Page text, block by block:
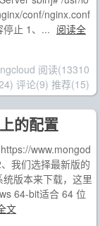
conf/nginx.conf
止 1、... 阅读全
阅读(13310
评论(9) 推荐(15)
的配置
www.mongod
我们选择最新版的
版本来下载，这里
64-bit适合 64 位
文